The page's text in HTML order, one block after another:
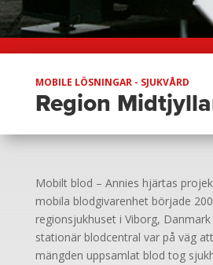
MOBILE LÖSNINGAR - SJUKVÅRD
Region
Mobilt blod – Annies hjärtas
mobila blodgivarenhet började
regionsjukhuset i Viborg,
stationär blodcentral var på väg
mängden uppsamlat blod tog